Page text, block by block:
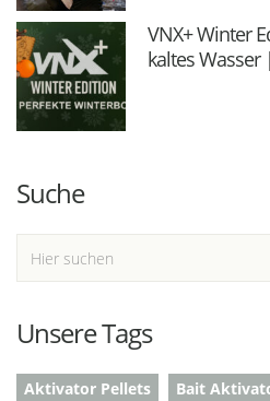
VNX+ Winter
kaltes
Suche
Unsere Tags
Aktivator Pellets Bait